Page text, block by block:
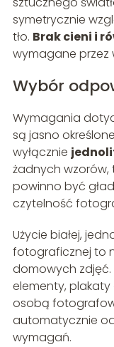
symetrycznie
tło. Brak cieni i
wymagane przez
Wybór
Wymagania
są jasno
wyłącznie
żadnych wzorów,
powinno być
czytelność
Użycie białej,
fotograficznej to
domowych
elementy,
osobą
automatycznie
wymagań.